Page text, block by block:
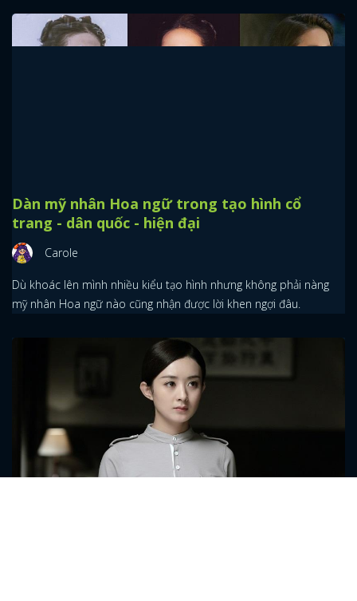
Dàn mỹ nhân Hoa ngữ trong tạo hình cổ
trang - dân quốc - hiện đại
Carole
Dù khoác lên mình nhiều kiểu tạo hình nhưng không phải nàng
mỹ nhân Hoa ngữ nào cũng nhận được lời khen ngợi đâu.